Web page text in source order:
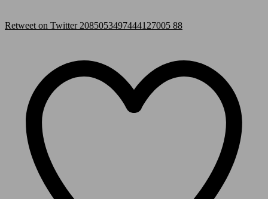
Retweet on Twitter 2085053497444127005 88